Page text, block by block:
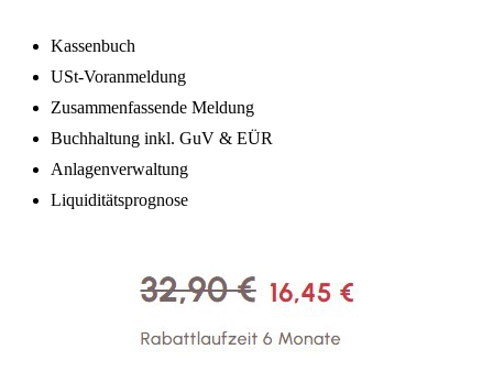
Kassenbuch
USt-Voranmeldung
Zusammenfassende Meldung
Buchhaltung inkl. GuV & EÜR
Anlagenverwaltung
Liquiditätsprognose